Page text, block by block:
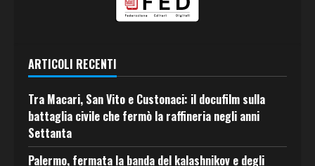
ARTICOLI RECENTI
Tra Macari, San Vito e Custonaci: il docufilm sulla
battaglia civile che fermò la raffineria negli anni
Settanta
Palermo, fermata la banda del kalashnikov e degli